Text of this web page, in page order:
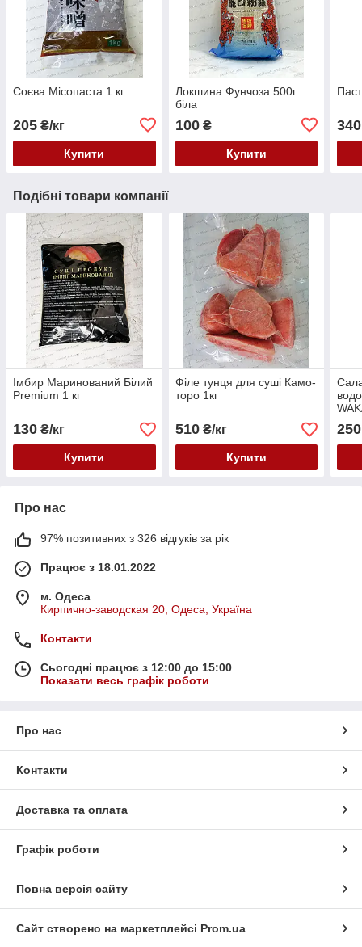
Соєва Місопаста 1 кг
205 ₴/кг
Купити
Локшина Фунчоза 500г
біла
100₴
Купити
340
Подібні товари компанії
Імбир Маринований Білий
Premium 1 кг
130 ₴/кг
Купити
Філе тунця для суші Камо-
торо 1кг
510₴/кг
Купити
250
Про нас
97% позитивних з 326 відгуків за рік
Працює з 18.01.2022
м. Одеса
Кирпично-заводская 20, Одеса, Україна
Контакти
Сьогодні працює з 12:00 до 15:00
Показати весь графік роботи
Про нас
Контакти
Доставка та оплата
Графік роботи
Повна версія сайту
Сайт створено на маркетплейсі Prom.ua